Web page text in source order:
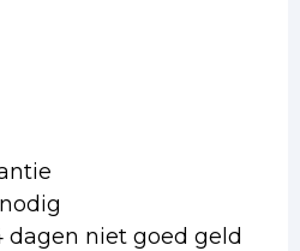
dagen niet goed geld